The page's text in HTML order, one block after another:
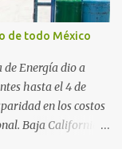
como meta por
y la Carestía
la entidad se
con estados como
de todo México
Energía dio a
hasta el 4 de
en los costos
Baja California